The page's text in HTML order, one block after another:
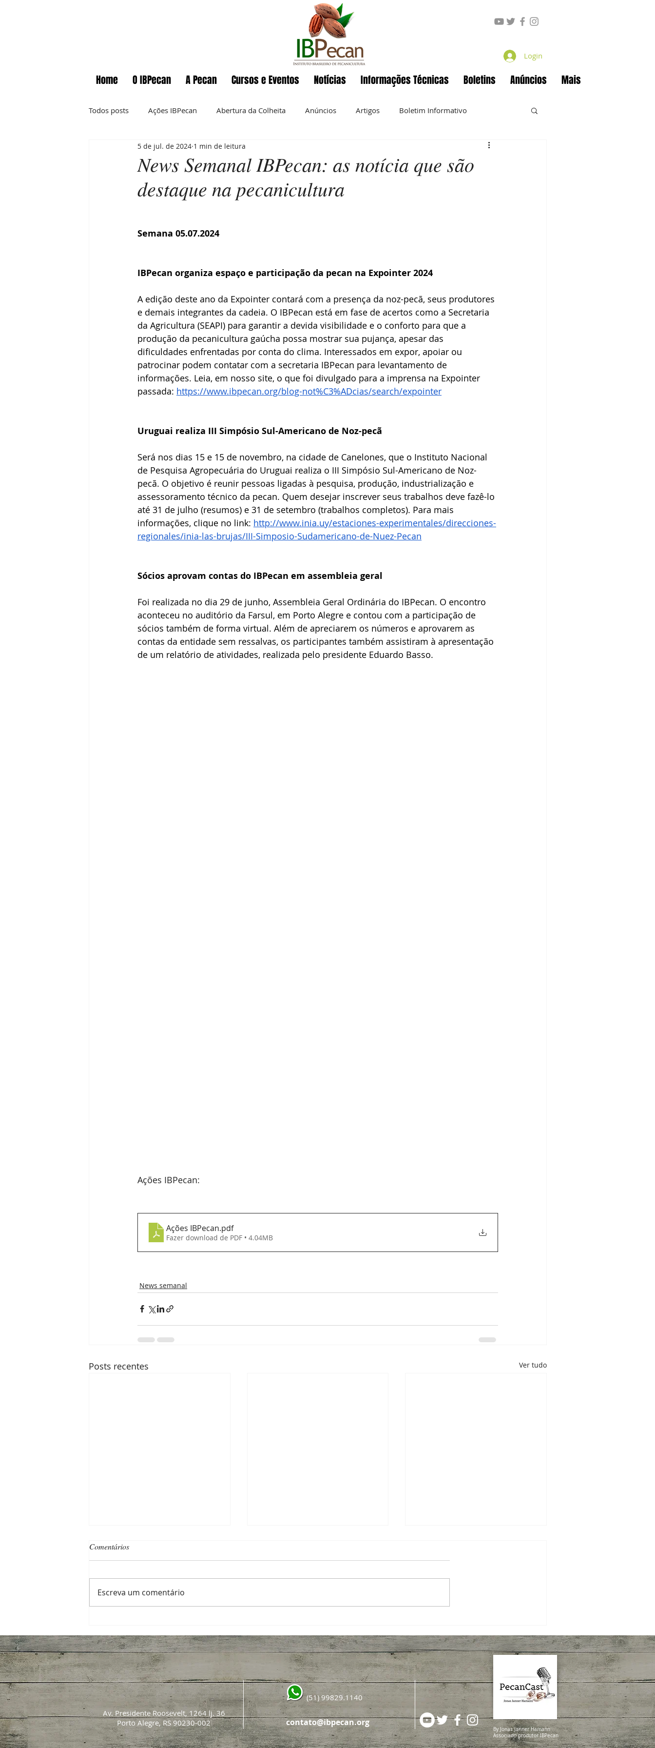
Login
Home O IBPecan A Pecan Cursos e Eventos Notícias Informações Técnicas Boletins Anúncios Mais
Todos posts Ações IBPecan Abertura da Colheita Anúncios Artigos Boletim Informativo
Comunicados Cursos Eventos
Informações técnicas News semanal Noz-pecan Notícias
News Semanal IBPecan: as notícia que são
destaque na pecanicultura
5 de jul. de 2024 1 min de leitura
Semana 05.07.2024
IBPecan organiza espaço e participação da pecan na Expointer 2024
A edição deste ano da Expointer contará com a presença da noz-pecã, seus produtores
e demais integrantes da cadeia. O IBPecan está em fase de acertos como a Secretaria
da Agricultura (SEAPI) para garantir a devida visibilidade e o conforto para que a
produção da pecanicultura gaúcha possa mostrar sua pujança, apesar das
dificuldades enfrentadas por conta do clima. Interessados em expor, apoiar ou
patrocinar podem contatar com a secretaria IBPecan para levantamento de
informações. Leia, em nosso site, o que foi divulgado para a imprensa na Expointer
passada: https://www.ibpecan.org/blog-not%C3%ADcias/search/expointer
Uruguai realiza III Simpósio Sul-Americano de Noz-pecã
Será nos dias 15 e 15 de novembro, na cidade de Canelones, que o Instituto Nacional
de Pesquisa Agropecuária do Uruguai realiza o III Simpósio Sul-Americano de Noz-
pecã. O objetivo é reunir pessoas ligadas à pesquisa, produção, industrialização e
assessoramento técnico da pecan. Quem desejar inscrever seus trabalhos deve fazê-lo
até 31 de julho (resumos) e 31 de setembro (trabalhos completos). Para mais
informações, clique no link: http://www.inia.uy/estaciones-experimentales/direcciones-
regionales/inia-las-brujas/III-Simposio-Sudamericano-de-Nuez-Pecan
Sócios aprovam contas do IBPecan em assembleia geral
Foi realizada no dia 29 de junho, Assembleia Geral Ordinária do IBPecan. O encontro
aconteceu no auditório da Farsul, em Porto Alegre e contou com a participação de
sócios também de forma virtual. Além de apreciarem os números e aprovarem as
contas da entidade sem ressalvas, os participantes também assistiram à apresentação
de um relatório de atividades, realizada pelo presidente Eduardo Basso.
Ações IBPecan:
Ações IBPecan.pdf
Fazer download de PDF • 4.04MB
News semanal
Posts recentes Ver tudo
“noz” também!
noz-pecã é tão importante para
o setor?
Comentários
Escreva um comentário
Av. Presidente Roosevelt, 1264 lj. 36
Porto Alegre, RS 90230-002
(51) 99829.1140
By Jonas Janner Hamann
Associado produtor IBPecan
contato@ibpecan.org